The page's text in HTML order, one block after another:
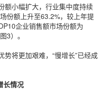
额小幅扩大，行业集中度持续
份额上升至63.2%，较上年提
企业销售额市场份额为
3）。
将更加艰难，“慢增长”已经成
长情况